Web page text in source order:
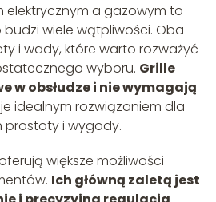
elektrycznym a gazowym to
wiele wątpliwości. Oba
i wady, które warto rozważyć
wyboru. Grille
w obsłudze i nie wymagają
idealnym rozwiązaniem dla
i wygody.
większe możliwości
Ich główną zaletą jest